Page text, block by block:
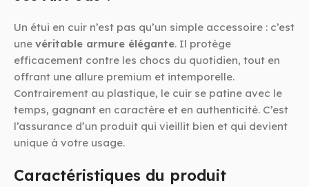
Un étui en cuir n’est pas qu’un simple accessoire : c’est
une véritable armure élégante. Il protège
efficacement contre les chocs du quotidien, tout en
offrant une allure premium et intemporelle.
Contrairement au plastique, le cuir se patine avec le
temps, gagnant en caractère et en authenticité. C’est
l’assurance d’un produit qui vieillit bien et qui devient
unique à votre usage.
Caractéristiques du produit